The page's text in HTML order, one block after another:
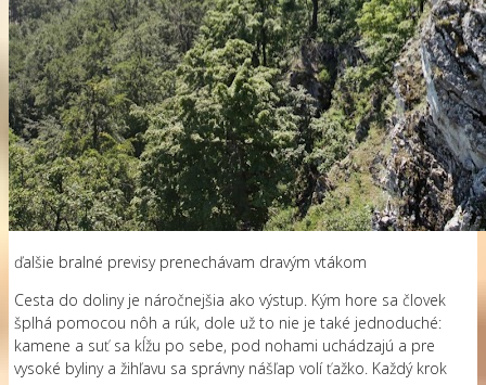
ďalšie bralné previsy prenechávam dravým vtákom
Cesta do doliny je náročnejšia ako výstup. Kým hore sa človek
šplhá pomocou nôh a rúk, dole už to nie je také jednoduché:
kamene a suť sa kĺžu po sebe, pod nohami uchádzajú a pre
vysoké byliny a žihľavu sa správny nášľap volí ťažko. Každý krok